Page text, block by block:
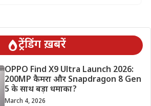
ट्रेंडिंग ख़बरें
OPPO Find X9 Ultra Launch 2026:
200MP कैमरा और Snapdragon 8 Gen
5 के साथ बड़ा धमाका?
March 4, 2026